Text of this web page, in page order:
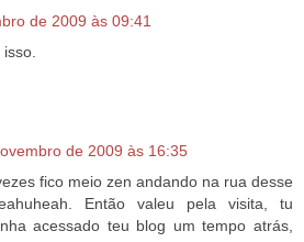
de 2009 às 09:41
de 2009 às 16:35
fico meio zen andando na rua desse
Então valeu pela visita, tu
acessado teu blog um tempo atrás,